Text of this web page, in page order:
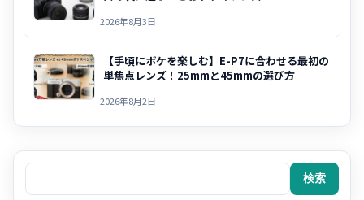
2026年8月3日
【手頃にボケを楽しむ】E-P7に合わせる最初の
単焦点レンズ！25mmと45mmの選び方
2026年8月2日
検索
検索